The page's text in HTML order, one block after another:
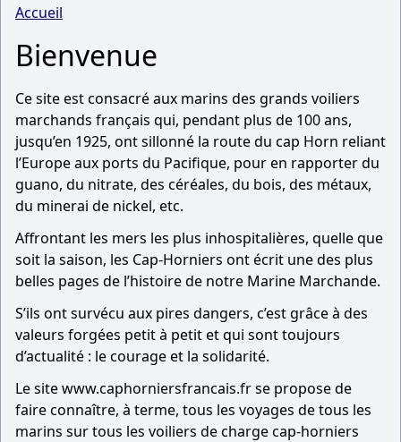
Accueil
Bienvenue
Ce site est consacré aux marins des grands voiliers
marchands français qui, pendant plus de 100 ans,
jusqu’en 1925, ont sillonné la route du cap Horn reliant
l’Europe aux ports du Pacifique, pour en rapporter du
guano, du nitrate, des céréales, du bois, des métaux,
du minerai de nickel, etc.
Affrontant les mers les plus inhospitalières, quelle que
soit la saison, les Cap-Horniers ont écrit une des plus
belles pages de l’histoire de notre Marine Marchande.
S’ils ont survécu aux pires dangers, c’est grâce à des
valeurs forgées petit à petit et qui sont toujours
d’actualité : le courage et la solidarité.
Le site www.caphorniersfrancais.fr se propose de
faire connaître, à terme, tous les voyages de tous les
marins sur tous les voiliers de charge cap-horniers